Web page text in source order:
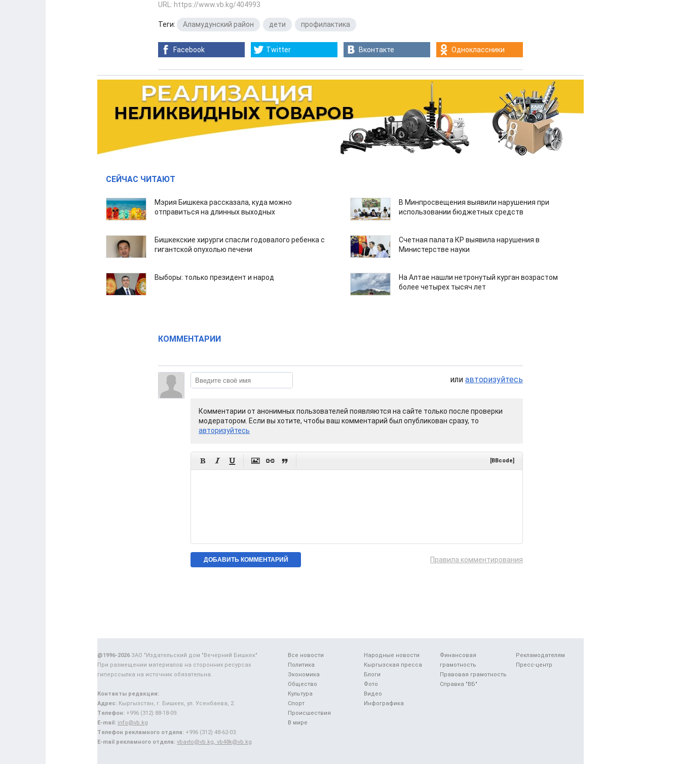
URL: https://www.vb.kg/404993
Теги: Аламудунский район дети профилактика
Facebook Twitter Вконтакте Одноклассники
СЕЙЧАС ЧИТАЮТ
Мэрия Бишкека рассказала, куда можно
отправиться на длинных выходных
В Минпросвещения выявили нарушения при
использовании бюджетных средств
Бишкекские хирурги спасли годовалого ребенка с
гигантской опухолью печени
Счетная палата КР выявила нарушения в
Министерстве науки
Выборы: только президент и народ
На Алтае нашли нетронутый курган возрастом
более четырех тысяч лет
КОММЕНТАРИИ
или авторизуйтесь
Комментарии от анонимных пользователей появляются на сайте только после проверки
модератором. Если вы хотите, чтобы ваш комментарий был опубликован сразу, то
авторизуйтесь
      [BBcode]
Правила комментирования
Все новости
Политика
Экономика
Общество
Культура
Спорт
Происшествия
В мире
Народные новости
Кыргызская пресса
Блоги
Фото
Видео
Инфографика
Финансовая
грамотность
Правовая грамотность
Справка "ВБ"
Рекламодателям
Пресс-центр
@1996-2026ЗАО "Издательский дом "Вечерний Бишкек"
При размещении материалов на сторонних ресурсах
гиперссылка на источник обязательна.
Контакты редакции:
Адрес: Кыргызстан, г. Бишкек, ул. Усенбаева, 2.
Телефон: +996 (312) 88-18-09.
E-mail: info@vb.kg
Телефон рекламного отдела: +996 (312) 48-62-03.
E-mail рекламного отдела: vbavto@vb.kg, vb48k@vb.kg